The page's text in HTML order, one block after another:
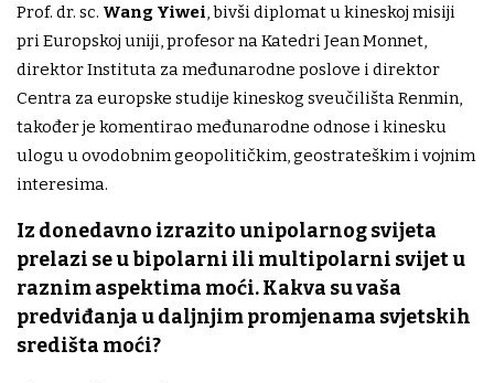
Prof. dr. sc. Wang Yiwei, bivši diplomat u kineskoj misiji
pri Europskoj uniji, profesor na Katedri Jean Monnet,
direktor Instituta za međunarodne poslove i direktor
Centra za europske studije kineskog sveučilišta Renmin,
također je komentirao međunarodne odnose i kinesku
ulogu u ovodobnim geopolitičkim, geostrateškim i vojnim
interesima.
Iz donedavno izrazito unipolarnog svijeta
prelazi se u bipolarni ili multipolarni svijet u
raznim aspektima moći. Kakva su vaša
predviđanja u daljnjim promjenama svjetskih
središta moći?